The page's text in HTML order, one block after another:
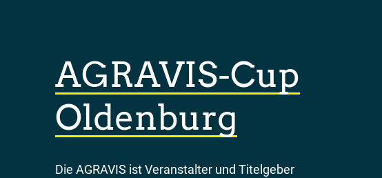
AGRAVIS-Cup
Oldenburg
Die AGRAVIS ist Veranstalter und Titelgeber